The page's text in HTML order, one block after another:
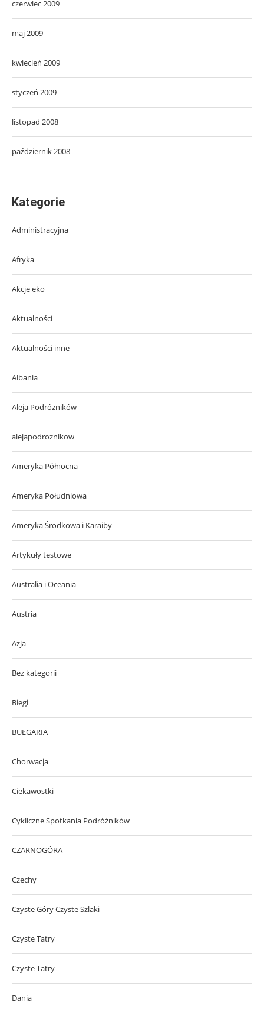
czerwiec 2009
maj 2009
kwiecień 2009
styczeń 2009
listopad 2008
październik 2008
Kategorie
Administracyjna
Afryka
Akcje eko
Aktualności
Aktualności inne
Albania
Aleja Podróżników
alejapodroznikow
Ameryka Północna
Ameryka Południowa
Ameryka Środkowa i Karaiby
Artykuły testowe
Australia i Oceania
Austria
Azja
Bez kategorii
Biegi
BUŁGARIA
Chorwacja
Ciekawostki
Cykliczne Spotkania Podróżników
CZARNOGÓRA
Czechy
Czyste Góry Czyste Szlaki
Czyste Tatry
Czyste Tatry
Dania